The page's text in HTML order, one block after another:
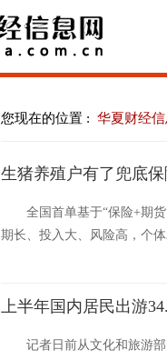
您现在的位置 : 华夏财经信
生猪养殖户有了兜底
全国首单基于“保险+期
期长、投入大、风险高，个
上半年国内居民出游
记者日前从文化和旅游